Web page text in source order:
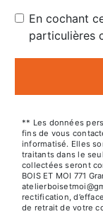
En cochant
particulières
** Les données
fins de vous
informatisé. Elles
traitants dans le
collectées seront
BOIS ET MOI 771
rectification,
de retrait de votre